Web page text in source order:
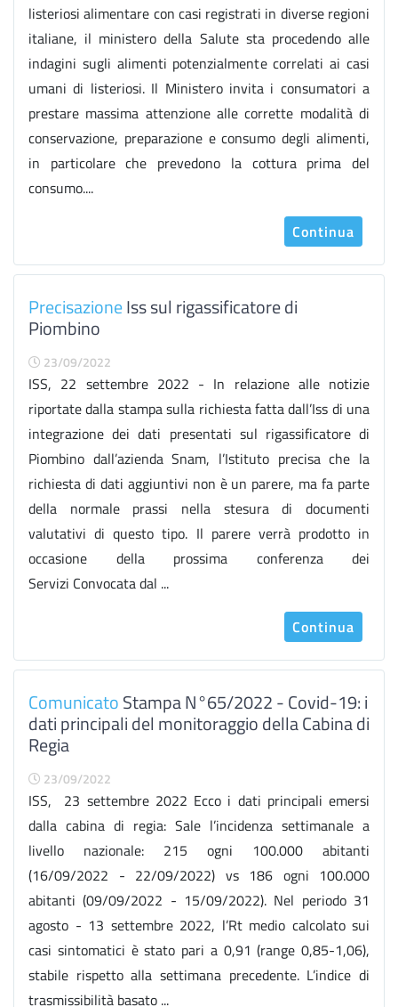
listeriosi alimentare con casi registrati in diverse regioni
italiane, il ministero della Salute sta procedendo alle
indagini sugli alimenti potenzialmente correlati ai casi
umani di listeriosi. Il Ministero invita i consumatori a
prestare massima attenzione alle corrette modalità di
conservazione, preparazione e consumo degli alimenti,
in particolare che prevedono la cottura prima del
consumo....
Continua
PrecisazioneIss sul rigassificatore di
Piombino
23/09/2022
ISS, 22 settembre 2022 - In relazione alle notizie
riportate dalla stampa sulla richiesta fatta dall’Iss di una
integrazione dei dati presentati sul rigassificatore di
Piombino dall’azienda Snam, l’Istituto precisa che la
richiesta di dati aggiuntivi non è un parere, ma fa parte
della normale prassi nella stesura di documenti
valutativi di questo tipo. Il parere verrà prodotto in
occasione della prossima conferenza dei
Servizi Convocata dal ...
Continua
ComunicatoStampa N°65/2022 - Covid-19: i
dati principali del monitoraggio della Cabina di
Regia
23/09/2022
ISS, 23 settembre 2022 Ecco i dati principali emersi
dalla cabina di regia: Sale l’incidenza settimanale a
livello nazionale: 215 ogni 100.000 abitanti
(16/09/2022 - 22/09/2022) vs 186 ogni 100.000
abitanti (09/09/2022 - 15/09/2022). Nel periodo 31
agosto - 13 settembre 2022, l’Rt medio calcolato sui
casi sintomatici è stato pari a 0,91 (range 0,85-1,06),
stabile rispetto alla settimana precedente. L’indice di
trasmissibilità basato ...